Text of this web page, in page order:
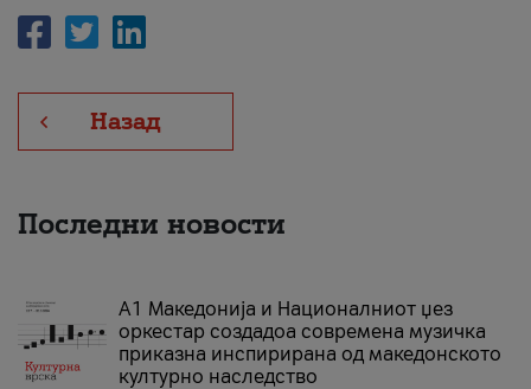
Назад
Последни новости
А1 Македонија и Националниот џез
оркестар создадоа современа музичка
приказна инспирирана од македонското
културно наследство